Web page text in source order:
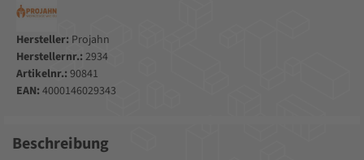
Hersteller: Projahn
Herstellernr.: 2934
Artikelnr.: 90841
EAN: 4000146029343
Beschreibung